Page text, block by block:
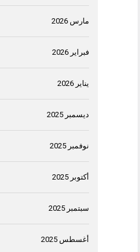
مارس 2026
فبراير 2026
يناير 2026
ديسمبر 2025
نوفمبر 2025
أكتوبر 2025
سبتمبر 2025
أغسطس 2025